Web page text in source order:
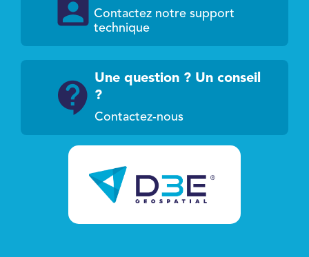
Contactez notre support
technique
Une question ? Un conseil
?
Contactez-nous